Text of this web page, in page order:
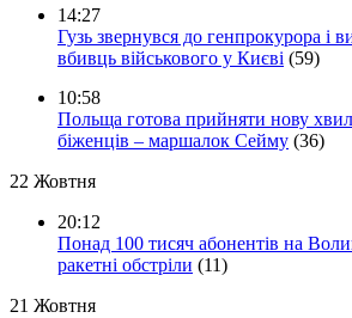
14:27
Гузь звернувся до генпрокурора і
вбивць військового у Києві (59)
10:58
Польща готова прийняти нову
біженців – маршалок Сейму (36)
22 Жовтня
20:12
Понад 100 тисяч абонентів на
ракетні обстріли (11)
21 Жовтня